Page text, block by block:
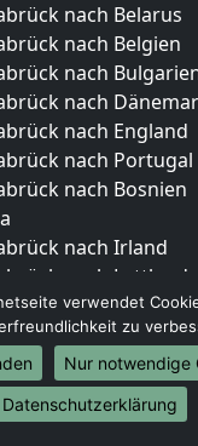
nach Belarus
nach Belgien
nach
nach
nach England
nach Portugal
nach Bosnien
nach Irland
nach Lettland
nach Zypern
nach Kroatien
nach Estland
nach Finnland
nach Frankreich
verwendet
zu
Nur notwendige
Datenschutzerklärung